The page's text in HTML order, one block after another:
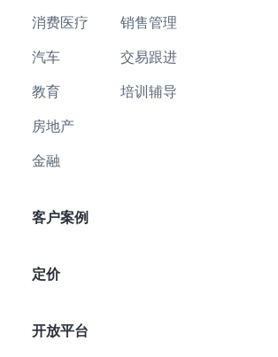
消费医疗
汽车
教育
房地产
金融
销售管理
交易跟进
培训辅导
客户案例
定价
开放平台